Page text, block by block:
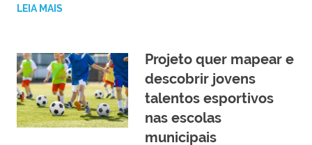
LEIA MAIS
Projeto quer mapear e
descobrir jovens
talentos esportivos
nas escolas
municipais